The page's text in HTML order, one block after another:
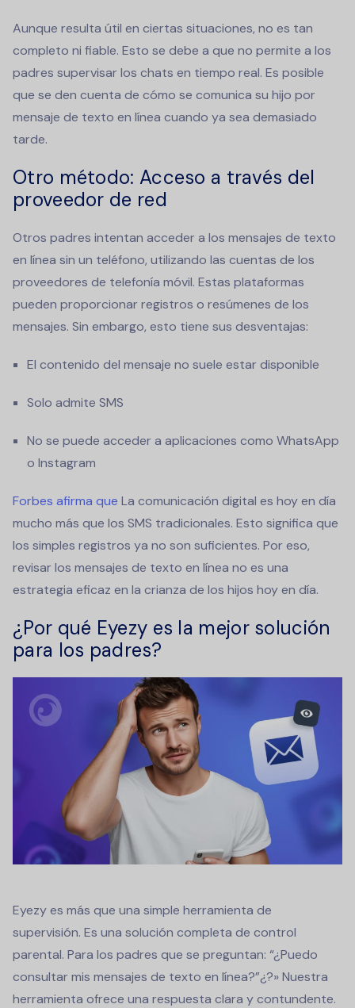
Aunque resulta útil en ciertas situaciones, no es tan
completo ni fiable. Esto se debe a que no permite a los
padres supervisar los chats en tiempo real. Es posible
que se den cuenta de cómo se comunica su hijo por
mensaje de texto en línea cuando ya sea demasiado
tarde.
Otro método: Acceso a través del
proveedor de red
Otros padres intentan acceder a los mensajes de texto
en línea sin un teléfono, utilizando las cuentas de los
proveedores de telefonía móvil. Estas plataformas
pueden proporcionar registros o resúmenes de los
mensajes. Sin embargo, esto tiene sus desventajas:
El contenido del mensaje no suele estar disponible
Solo admite SMS
No se puede acceder a aplicaciones como WhatsApp
o Instagram
Forbes afirma que La comunicación digital es hoy en día
mucho más que los SMS tradicionales. Esto significa que
los simples registros ya no son suficientes. Por eso,
revisar los mensajes de texto en línea no es una
estrategia eficaz en la crianza de los hijos hoy en día.
¿Por qué Eyezy es la mejor solución
para los padres?
Eyezy es más que una simple herramienta de
supervisión. Es una solución completa de control
parental. Para los padres que se preguntan: “¿Puedo
consultar mis mensajes de texto en línea?”¿?» Nuestra
herramienta ofrece una respuesta clara y contundente.